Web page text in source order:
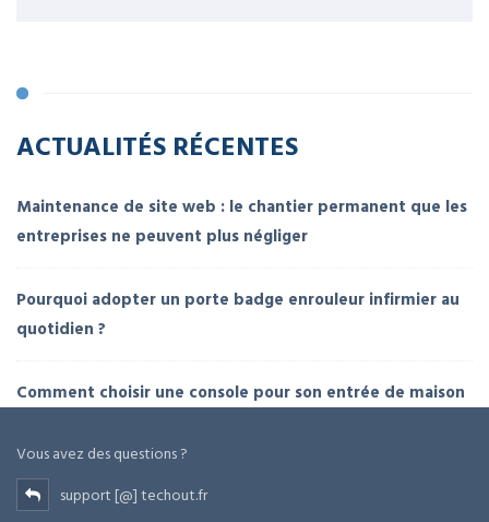
ACTUALITÉS RÉCENTES
Maintenance de site web : le chantier permanent que les
entreprises ne peuvent plus négliger
Pourquoi adopter un porte badge enrouleur infirmier au
quotidien ?
Comment choisir une console pour son entrée de maison
Vous avez des questions ?
support [@] techout.fr